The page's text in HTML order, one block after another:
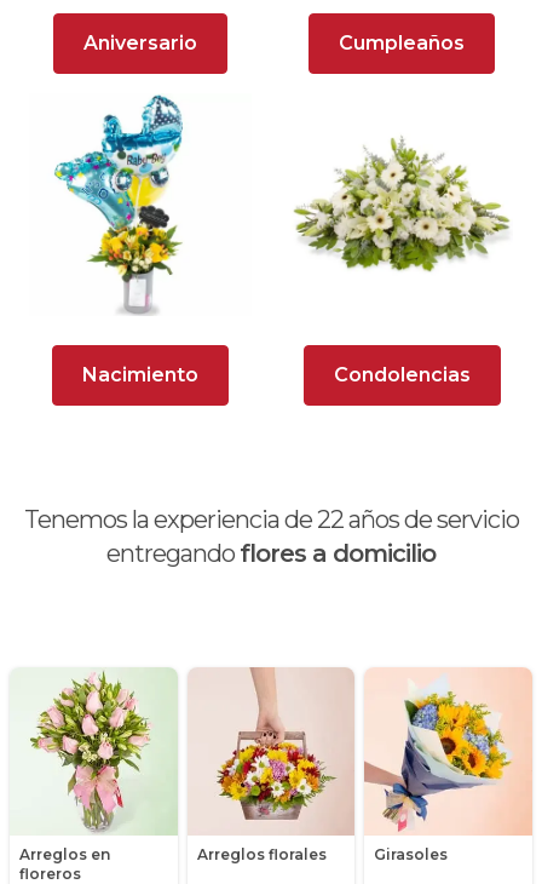
Aniversario Cumpleaños
Nacimiento Condolencias
Tenemos la experiencia de 22años de servicio
entregando flores a domicilio
Arreglos en
floreros
Arreglos florales Girasoles
Arreglos Florales para Aniversario
Arreglos florales para dar agradecimiento
Arreglos Florales para Defunciones
Arreglos Florales para Eventos
Arreglos florales románticos
Ave del Paraíso (Strelitzia)
Chocolates y galletas
Día de la secretaria
Flores y Regalos de Navidad
Gerberas
Girasoles